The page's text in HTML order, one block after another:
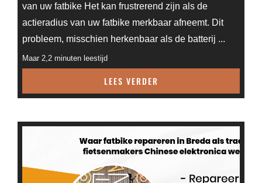
van uw fatbike Het kan frustrerend zijn als de
actieradius van uw fatbike merkbaar afneemt. Dit
probleem, misschien herkenbaar als de batterij ...
Maar 2,2 minuten leestijd
LEES VERDER